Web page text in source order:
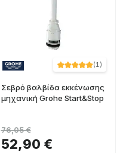
(1)
Σεβρό βαλβίδα εκκένωσης
μηχανική Grohe Start&Stop
52,90 €
76,05 €